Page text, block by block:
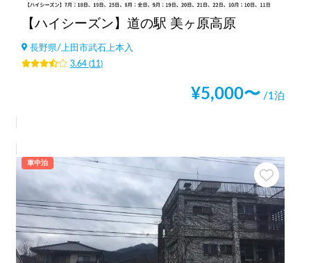
【ハイシーズン】道の駅 美ヶ原高原
長野県/ 上田市武石上本入
3.64(11 )
¥5,000〜 /1泊
車中泊